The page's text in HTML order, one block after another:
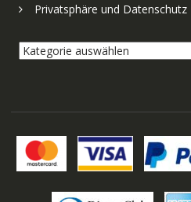
Privatsphäre und Datenschutz
Kategorie